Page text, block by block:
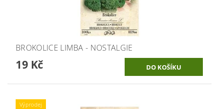
BROKOLICE LIMBA - NOSTALGIE
19 Kč
Výprodej